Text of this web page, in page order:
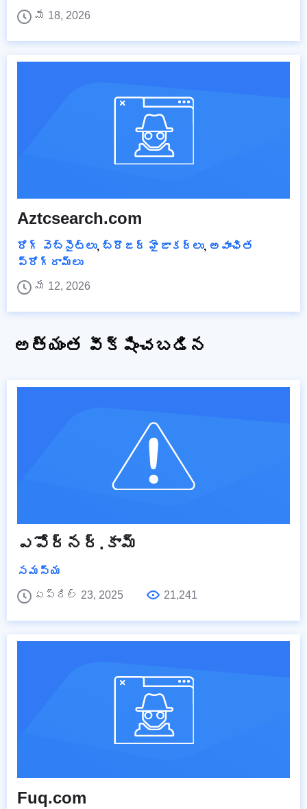
మే 18, 2026
Aztcsearch.com
రోగ్ వెబ్‌సైట్‌లు, బ్రౌజర్ హైజాకర్లు, అవాంఛిత
ప్రోగ్రామ్‌లు
మే 12, 2026
అత్యంత వీక్షించబడిన
ఎపోర్నర్.కామ్
సమస్య
ఏప్రిల్ 23, 2025
21,241
Fuq.com